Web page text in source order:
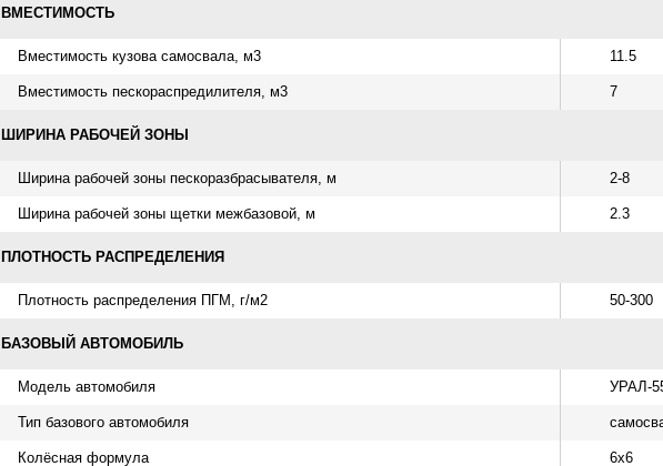
ВМЕСТИМОСТЬ
Вместимость кузова самосвала, м3 11.5
Вместимость пескораспредилителя, м3 7
ШИРИНА РАБОЧЕЙ ЗОНЫ
Ширина рабочей зоны пескоразбрасывателя, м 2-8
Ширина рабочей зоны щетки межбазовой, м 2.3
ПЛОТНОСТЬ РАСПРЕДЕЛЕНИЯ
Плотность распределения ПГМ, г/м2 50-300
БАЗОВЫЙ АВТОМОБИЛЬ
Модель автомобиля УРАЛ-
Тип базового автомобиля
Колёсная формула 6х6